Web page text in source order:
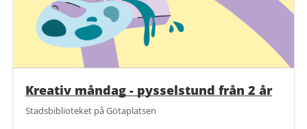
Kreativ måndag - pysselstund från 2 år
Stadsbiblioteket på Götaplatsen